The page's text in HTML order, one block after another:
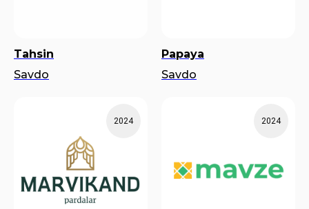
Tahsin
Savdo
Papaya
Savdo
2024 2024